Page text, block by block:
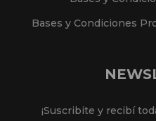
Bases y Condiciones
¡Suscribite y recibí